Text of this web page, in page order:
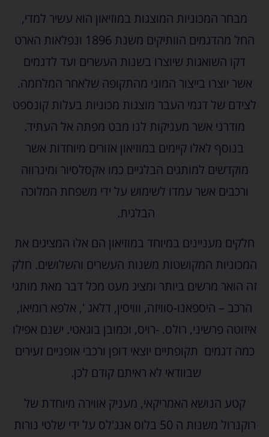
מבחר המכוניות המוצגות במוזיאון הוא עשיר למדי,
החל מהדגמים הוותיקים משנת 1896 ונפלאות הארט
דקו השואגות שיוצרו בשנות העשרים ועד לדגמים
אשר יוצרו בייצור המוני מהתקופה שלאחר המלחמה.
לצידם של דגמי העבר מוצגות מכוניות בעלות קונספט
מודרני אשר מעניקות לנו מבט מפתה אל העתיד.
בנוסף לאלו קיימים במוזיאון אזורים מיוחדות אשר
מוקדשים למותגים הבלגיים כמו אקסלסיור ומינרווה
ורכבים אשר עמדו לשימוש על ידי משפחת המלוכה
הבלגית.
חלקים מעניינים במיוחד במוזיאון הם אלו המציגים את
המכוניות המקושטות משנות העשרים והשלושים. חלק
זה הואר מרשים ביותר ומציג מעט מכל דבר מאת מותגי
הרכב – היספאנו-סוויזה, ווויסין, דלאג ', אלפא רומיאו,
איזוטה פרשיני, רולס. -רויס, וכמובן בוגאטי. ישנם אפילו
כמה דגמים תקופתיים יוצאי דופן ורכבי אופניים זעירים
שבוודאי לא ראיתם קודם לכן.
קטע הנושא האמריקאי, מעניק אווירה מיוחדת של
רוקנרול משנות ה 50 בלוס אנג'לס על ידי שלטי נורות